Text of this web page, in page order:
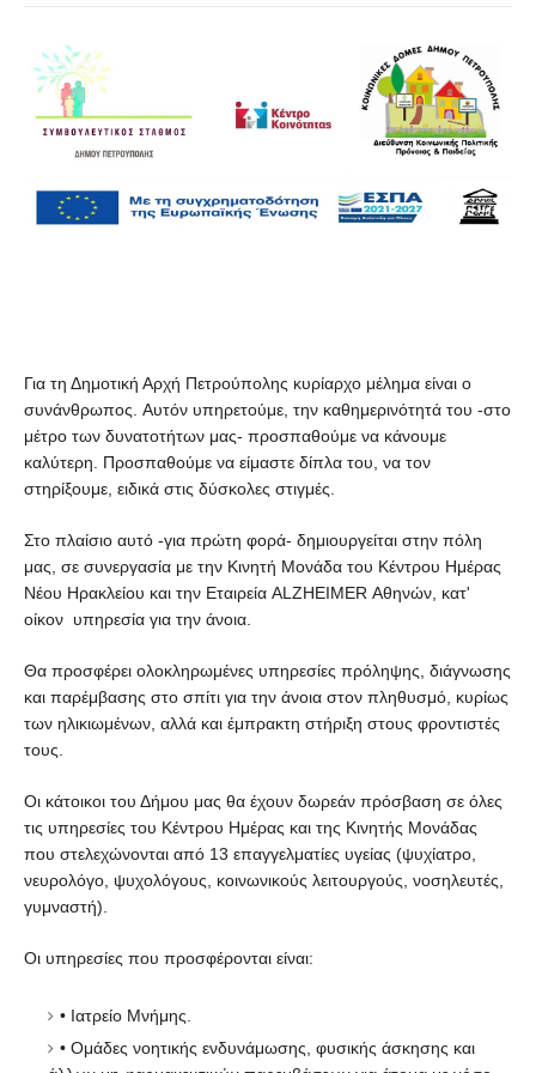
Για τη Δημοτική Αρχή Πετρούπολης κυρίαρχο μέλημα είναι ο
συνάνθρωπος. Αυτόν υπηρετούμε, την καθημερινότητά του -στο
μέτρο των δυνατοτήτων μας- προσπαθούμε να κάνουμε
καλύτερη. Προσπαθούμε να είμαστε δίπλα του, να τον
στηρίξουμε, ειδικά στις δύσκολες στιγμές.
Στο πλαίσιο αυτό -για πρώτη φορά- δημιουργείται στην πόλη
μας, σε συνεργασία με την Κινητή Μονάδα του Κέντρου Ημέρας
Νέου Ηρακλείου και την Εταιρεία ALZHEIMER Αθηνών, κατ'
οίκον υπηρεσία για την άνοια.
Θα προσφέρει ολοκληρωμένες υπηρεσίες πρόληψης, διάγνωσης
και παρέμβασης στο σπίτι για την άνοια στον πληθυσμό, κυρίως
των ηλικιωμένων, αλλά και έμπρακτη στήριξη στους φροντιστές
τους.
Οι κάτοικοι του Δήμου μας θα έχουν δωρεάν πρόσβαση σε όλες
τις υπηρεσίες του Κέντρου Ημέρας και της Κινητής Μονάδας
που στελεχώνονται από 13 επαγγελματίες υγείας (ψυχίατρο,
νευρολόγο, ψυχολόγους, κοινωνικούς λειτουργούς, νοσηλευτές,
γυμναστή).
Οι υπηρεσίες που προσφέρονται είναι:
• Ιατρείο Μνήμης.
• Ομάδες νοητικής ενδυνάμωσης, φυσικής άσκησης και